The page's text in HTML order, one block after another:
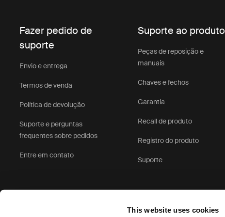
This website uses cookies
Fazer pedido de
suporte
Envio e entrega
Termos de venda
Política de devolução
Suporte e perguntas
frequentes sobre pedidos
Entre em contato
Suporte ao produto
Peças de reposição e
manuais
Chaves e fechos
Garantia
Recall de produto
Registro do produto
Suporte